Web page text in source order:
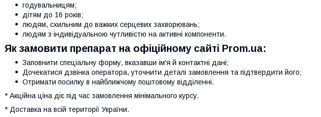
годувальницям;
дітям до 16 років;
людям, схильним до важких серцевих захворювань;
людям з індивідуальною чутливістю на активні компоненти.
Як замовити препарат на офіційному сайті Prom.ua:
Заповнити спеціальну форму, вказавши ім'я й контактні дані;
Дочекатися дзвінка оператора, уточнити деталі замовлення та підтвердити його;
Отримати посилку в найближчому поштовому відділенні.
* Акційна ціна діє під час замовлення мінімального курсу.
* Доставка на всій території України.